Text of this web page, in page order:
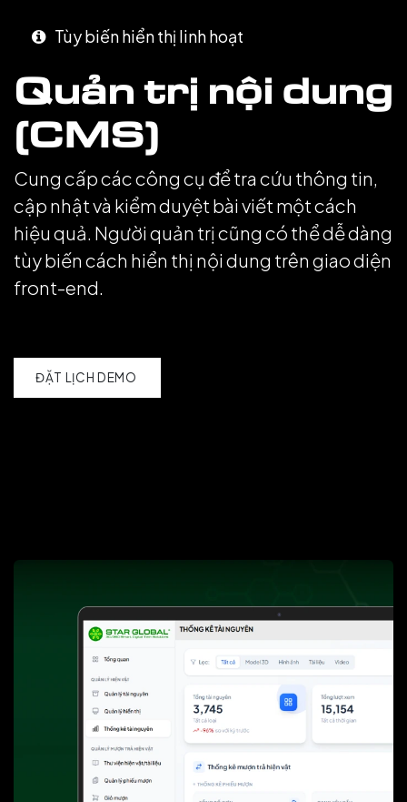
Tùy biến hiển thị linh hoạt
Quản trị nội dung
(CMS)
Cung cấp các công cụ để tra cứu thông tin,
cập nhật và kiểm duyệt bài viết một cách
hiệu quả. Người quản trị cũng có thể dễ dàng
tùy biến cách hiển thị nội dung trên giao diện
front-end.
ĐẶT LỊCH DEMO